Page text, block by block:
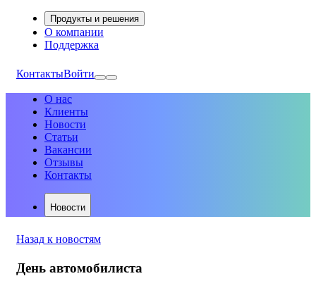
Продукты и решения
О компании
Поддержка
КонтактыВойти
О нас
Клиенты
Новости
Статьи
Вакансии
Отзывы
Контакты
Новости
Назад к новостям
День автомобилиста